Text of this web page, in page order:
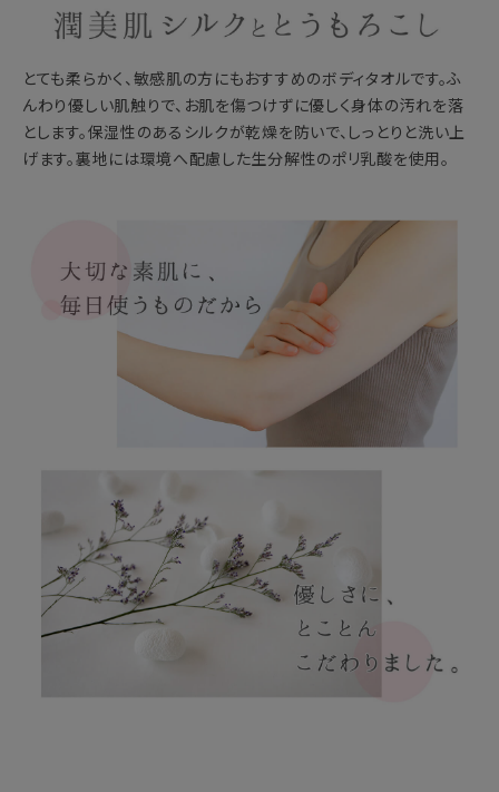
とても柔らかく、敏感肌の方にもおすすめのボディタオルです。ふ
んわり優しい肌触りで、お肌を傷つけずに優しく身体の汚れを落
とします。保湿性のあるシルクが乾燥を防いで、しっとりと洗い上
げます。裏地には環境へ配慮した生分解性のポリ乳酸を使用。